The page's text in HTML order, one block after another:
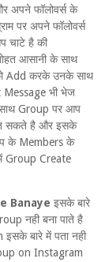
अपने फॉलोवर्स के
पर अपने फॉलोवर्स
चाटे है की
आसानी के साथ
Add करके उनके साथ
भी भेज
Group पर आप
सकते है और इसके
के Members के
Group Create
Banaye इसके बारे
नही बना पाते है
बारे में पता नही
on Instagram